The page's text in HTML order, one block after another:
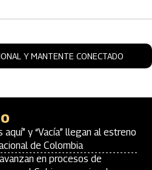
Y MANTENTE CONECTADO
aquí” y “Vacía” llegan al estreno
de Colombia
en procesos de